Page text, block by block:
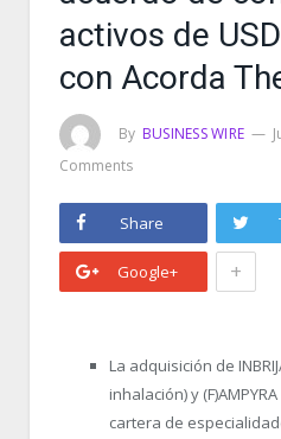
activos de
con Acorda
By BUSINESS WIRE
Comments
Share
Google+ +
La adquisición de
inhalación) y
cartera de